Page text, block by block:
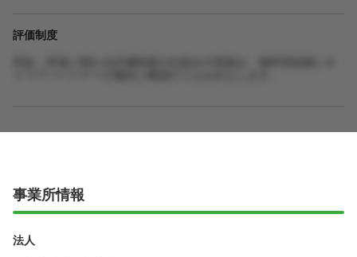
評価制度
事業所情報
法人